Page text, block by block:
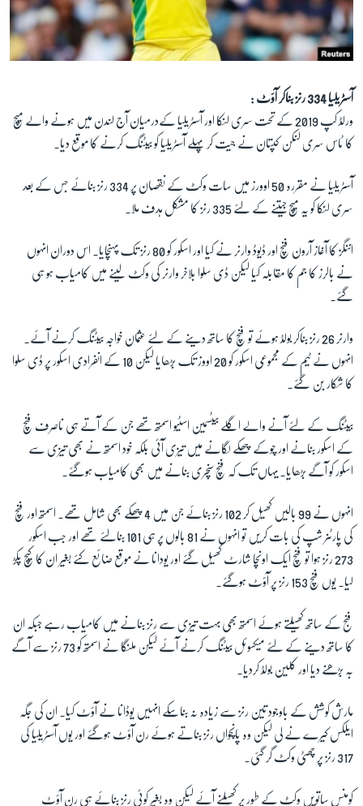
آسٹریلیا 334 رنز بناکر آؤٹ :
ورلڈ کپ 2019 کے تحت سری لنکا اور آسٹریلیا کےدرمیان آج لندن میں ہونے والے میچ
کا ٹاس سری لنکن کپتان نے جیت کر پہلے آسٹریلیا کو بیٹنگ کرنے کا موقع دیا۔
آسٹریلیا نے مقررہ 50 اوورز میں سات وکٹ کے نقصان پر 334 رنز بنائے جس کے بعد
سری لنکا کو یہ میچ جیتنے کے لئے 335 رنز کا مشکل ہدف ملا۔
اننگز کا آغاز آرون فنچ اور ڈیوڈ وارنر نے کیا اور اسکور کو 80 رنز تک پہنچایا۔ اس دوران انہوں
نے بالرز کا جم کا مقابلہ کیا لیکن ڈی سلوا بلاخر وارنر کی وکٹ لینے میں کامیاب ہو ہی
گئے۔
وارنر 26 رنز بناکر بولڈ ہوئے تو فنچ کا ساتھ دینے کے لئے عثمان خواجہ بیٹنگ کرنے آئے۔
انہوں نے ٹیم کے مجموعی اسکور کو 20 اووز تک بڑھایا لیکن 10 کے انفرادی اسکور پر ڈی سلوا
کا شکار بن گئے۔
بیٹنگ کے لئے آنے والے اگلے بیٹسمین اسٹیو اسمتھ تھے جن کے آتے ہی ناصرف فنچ
کے اسکور بنانے اور چوکے چھکے لگانے میں تیزی آئی بلکہ خود اسمتھ نے بھی تیزی سے
اسکور کو آگے بڑھایا۔ یہاں تک کہ فنچ سنچری بنانے میں بھی کامیاب ہوگئے۔
انہوں نے 99 بالیں کھیل کر 102 رنز بنائے جن میں 4 چھکے بھی شامل تھے۔ اسمتھ اور فنچ
کی پارٹنر شپ کی بات کریں تو انہوں نے 81 بالوں پر ہی 101 بنالئے تھے اور جب اسکور
273 رنز ہوا تو فنچ ایک اونچا شارٹ کھیل گئے اور
یودانا نے موقع ضائع کئے بغیر ان کا کیچ پکڑ
لیا۔ یوں فنچ 153 رنز پر آؤٹ ہوگئے۔
فنج کے ساتھ کھیلتے ہوئے اسمتھ بھی بہت تیزی سے رنز بنانے میں کامیاب رہے جبکہ ان
کا ساتھ دینے کے لئے میکسوئل بیٹنگ کرنے آئے لیکن ملنگا نے اسمتھ کو 73 رنز سے آگے
بہ بڑھنے دیا اور کلین بولڈ کردیا۔
مارش کوشش کے باوجود تین رنز سے زیادہ نہ بناسکے انہیں یوڈانا نے آؤٹ کیا۔ ان کی جگہ
ایلکس کیرے نے لی لیکن وہ پانچواں رنز بناتے ہوئے رن آؤٹ ہوگئے اور یوں آسٹریلیا کی
317 رنز پر چھٹی وکٹ گر گئی۔
کومنس ساتویں وکٹ کے طور پر کھیلنے آئے لیکن وہ بغیر کوئی رنز بنائے ہی رن آؤٹ